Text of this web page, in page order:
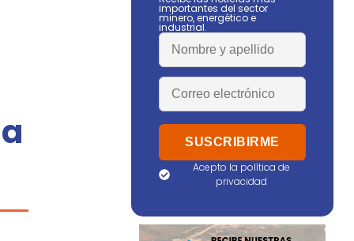
importantes del sector
minero, energético e
industrial.
Acepto la política de
privacidad